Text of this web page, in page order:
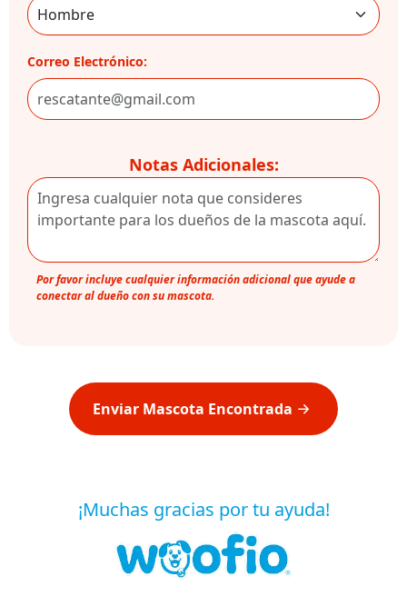
Correo Electrónico:
Notas Adicionales:
Por favor incluye cualquier información adicional que ayude a
conectar al dueño con su mascota.
Enviar Mascota Encontrada
¡Muchas gracias por tu ayuda!